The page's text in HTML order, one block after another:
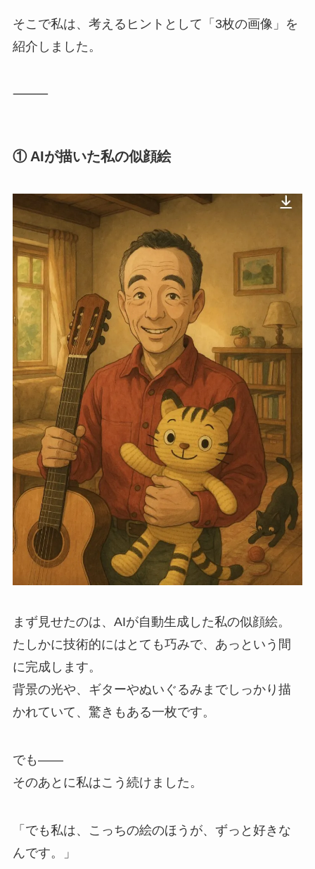
そこで私は、考えるヒントとして「3枚の画像」を
紹介しました。
⸻
① AIが描いた私の似顔絵
まず見せたのは、AIが自動生成した私の似顔絵。
たしかに技術的にはとても巧みで、あっという間
に完成します。
背景の光や、ギターやぬいぐるみまでしっかり描
かれていて、驚きもある一枚です。
でも――
そのあとに私はこう続けました。
「でも私は、こっちの絵のほうが、ずっと好きな
んです。」